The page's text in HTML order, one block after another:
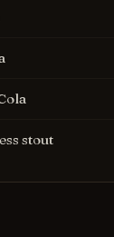
stout